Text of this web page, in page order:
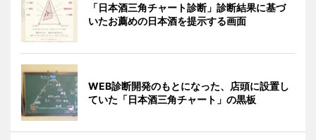
「日本酒三角チャート診断」診断結果に基づ
いたお薦めの日本酒を提示する画面
WEB診断開発のもとになった、店頭に設置し
ていた「日本酒三角チャート」の黒板